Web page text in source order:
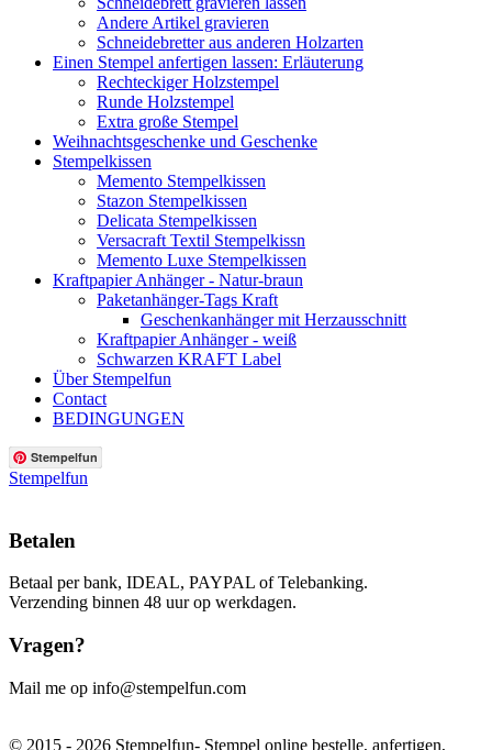
Andere Artikel gravieren
Schneidebretter aus anderen Holzarten
Einen Stempel anfertigen lassen: Erläuterung
Rechteckiger Holzstempel
Runde Holzstempel
Extra große Stempel
Weihnachtsgeschenke und Geschenke
Stempelkissen
Memento Stempelkissen
Stazon Stempelkissen
Delicata Stempelkissen
Versacraft Textil Stempelkissn
Memento Luxe Stempelkissen
Kraftpapier Anhänger - Natur-braun
Paketanhänger-Tags Kraft
Geschenkanhänger mit Herzausschnitt
Kraftpapier Anhänger - weiß
Schwarzen KRAFT Label
Über Stempelfun
Contact
BEDINGUNGEN
Stempelfun
Stempelfun
Betalen
Betaal per bank, IDEAL, PAYPAL of Telebanking.
Verzending binnen 48 uur op werkdagen.
Vragen?
Mail me op info@stempelfun.com
© 2015 - 2026 Stempelfun- Stempel online bestelle, anfertigen,